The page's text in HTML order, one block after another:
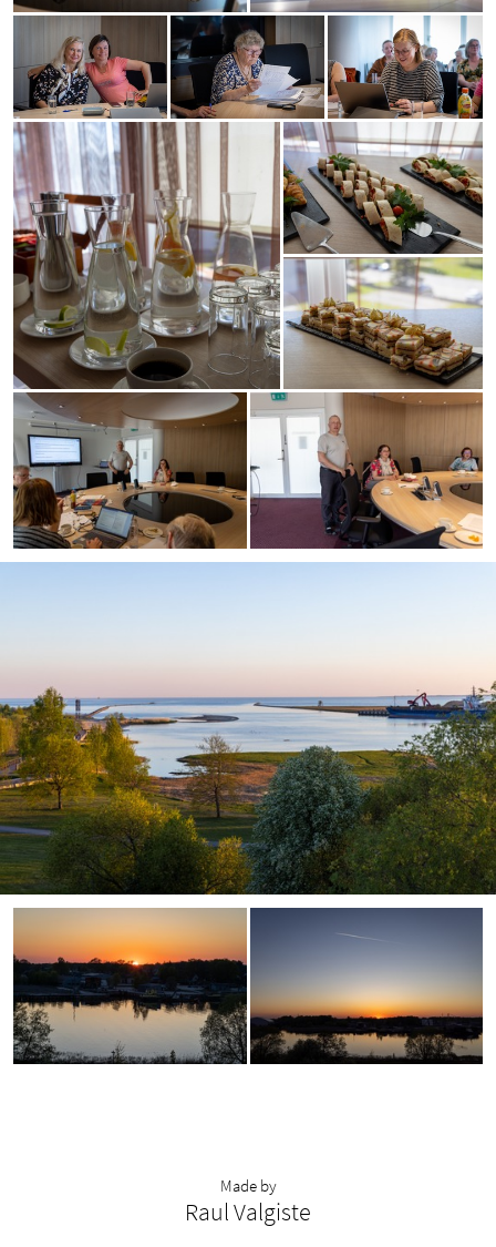
Made by
Raul Valgiste